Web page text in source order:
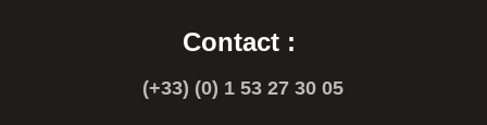
Contact :
(+33) (0) 1 53 27 30 05